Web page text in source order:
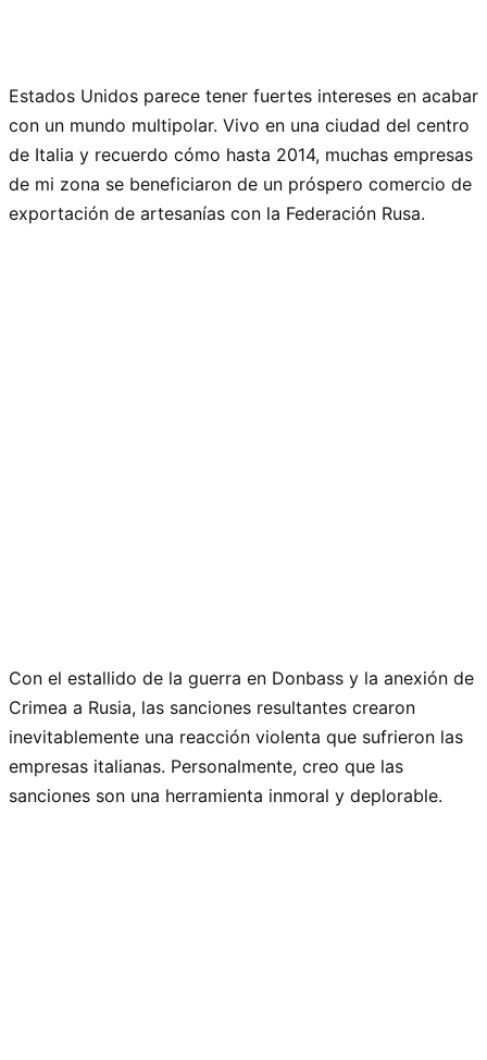
Estados Unidos parece tener fuertes intereses en acabar
con un mundo multipolar. Vivo en una ciudad del centro
de Italia y recuerdo cómo hasta 2014, muchas empresas
de mi zona se beneficiaron de un próspero comercio de
exportación de artesanías con la Federación Rusa.
Con el estallido de la guerra en Donbass y la anexión de
Crimea a Rusia, las sanciones resultantes crearon
inevitablemente una reacción violenta que sufrieron las
empresas italianas. Personalmente, creo que las
sanciones son una herramienta inmoral y deplorable.